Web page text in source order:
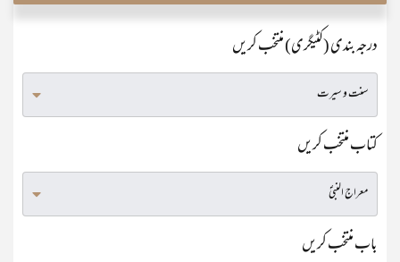
درجہ بندی (کٹیگری) منتخب کریں
کتاب منتخب کریں
باب منتخب کریں